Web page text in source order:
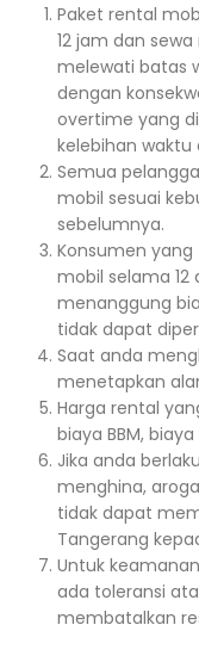
Paket rental
12 jam dan
melewati batas
dengan
overtime yang
kelebihan waktu
Semua
mobil sesuai
sebelumnya.
Konsumen
mobil selama
menanggung
tidak dapat
Saat anda
menetapkan
Harga rental
biaya BBM,
Jika anda
menghina,
tidak dapat
Tangerang
Untuk
ada toleransi
membatalkan